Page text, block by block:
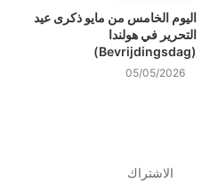
اليوم الخامس من مايو ذكرى عيد
التحرير في هولندا
(Bevrijdingsdag)
05/05/2026
الاشتراك